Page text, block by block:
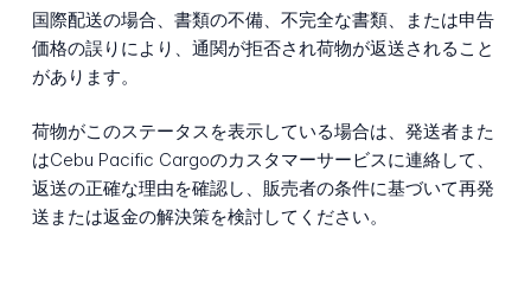
国際配送の場合、書類の不備、不完全な書類、または申告
価格の誤りにより、通関が拒否され荷物が返送されること
があります。
荷物がこのステータスを表示している場合は、発送者また
はCebu Pacific Cargoのカスタマーサービスに連絡して、
返送の正確な理由を確認し、販売者の条件に基づいて再発
送または返金の解決策を検討してください。